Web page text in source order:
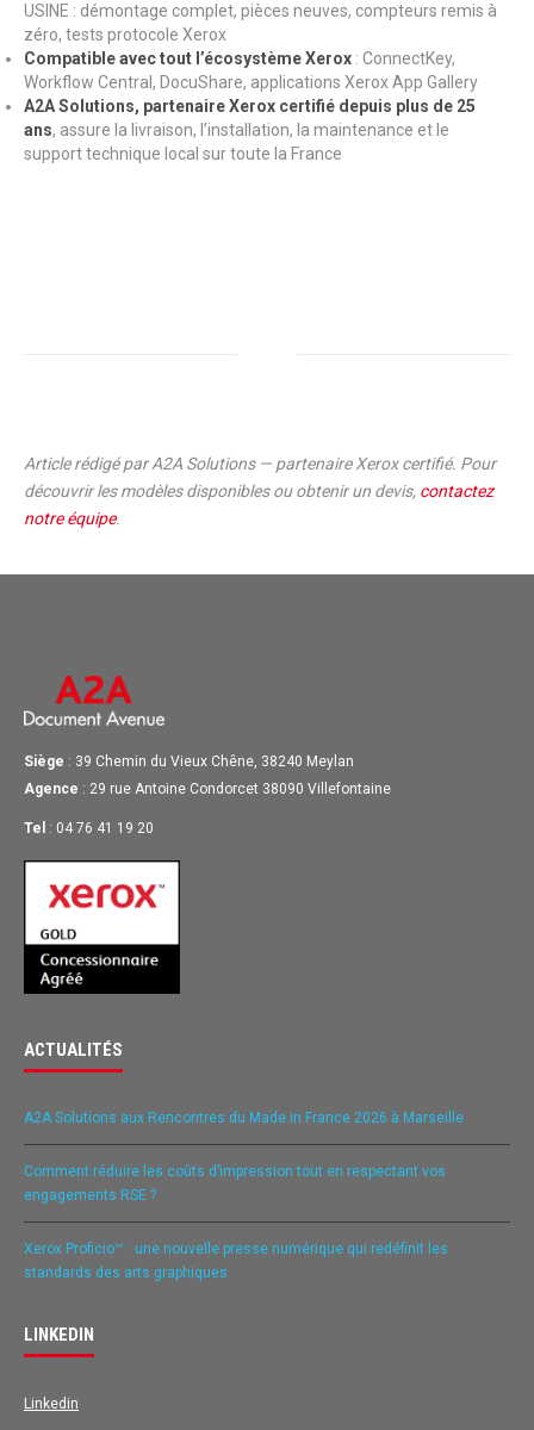
USINE : démontage complet, pièces neuves, compteurs remis à
zéro, tests protocole Xerox
Compatible avec tout l’écosystème Xerox : ConnectKey,
Workflow Central, DocuShare, applications Xerox App Gallery
A2A Solutions, partenaire Xerox certifié depuis plus de 25
ans, assure la livraison, l’installation, la maintenance et le
support technique local sur toute la France
Article rédigé par A2A Solutions — partenaire Xerox certifié. Pour
découvrir les modèles disponibles ou obtenir un devis, contactez
notre équipe.
Siège : 39 Chemin du Vieux Chêne, 38240 Meylan
Agence : 29 rue Antoine Condorcet 38090 Villefontaine
Tel : 04 76 41 19 20
ACTUALITÉS
A2A Solutions aux Rencontres du Made in France 2026 à Marseille
Comment réduire les coûts d’impression tout en respectant vos
engagements RSE ?
Xerox Proficio™ : une nouvelle presse numérique qui redéfinit les
standards des arts graphiques
LINKEDIN
Linkedin